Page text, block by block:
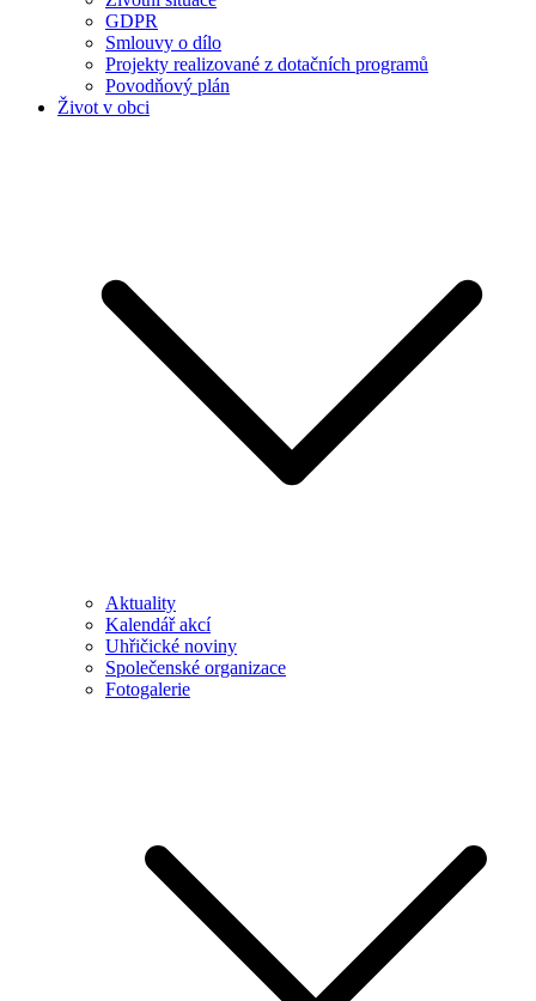
GDPR
Smlouvy o dílo
Projekty realizované z dotačních programů
Povodňový plán
Život v obci
Aktuality
Kalendář akcí
Uhřičické noviny
Společenské organizace
Fotogalerie